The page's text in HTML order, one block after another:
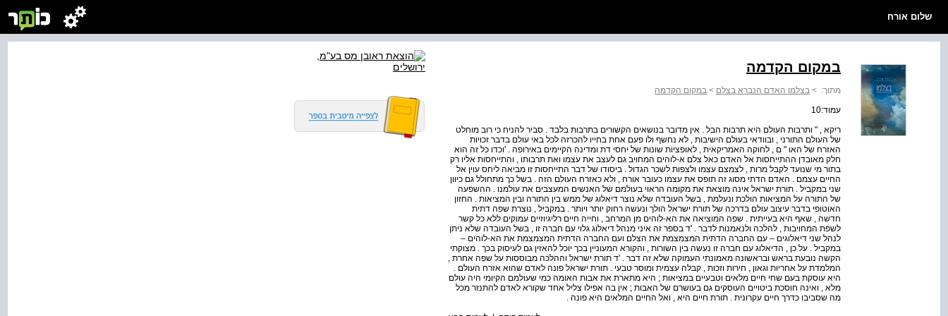
שלום אורח
במקום הקדמה
מתוך: > בצלמו האדם הנברא בצלם > במקום הקדמה
עמוד:10
ריקא , " ותרבות העולם היא תרבות הבל . אין מדובר בנושאים הקשורים בתרבות בלבד . סביר להניח כי רוב מוחלט
של העולם התורני , ובוודאי בעולם הישיבות , לא נחשף ולו פעם אחת בחייו להכרזה לכל באי עולם בדבר זכויות
האזרח של האו " ם , לחוקה האמריקאית , לאופציות שונות של יחסי דת ומדינה הקיימים באירופה . 'וכדו כל זה הוא
חלק מאובדן ההתייחסות אל האדם כאל צלם א-לוהים המחויב גם לעצב את עצמו ואת תרבותו , והתייחסות אליו רק
בתור מי שנועד לקבל מרות , לצמצם עצמו ולצפות לשכר הגדול . ביסודו של דבר התייחסות זו מביאה ליחס עוין אל
החיים עצמם . האדם הדתי מסוג זה תופס את עצמו כעובר אורח , ולא כאזרח העולם הזה . בשל כך מתחולל גם כיוון
שני במקביל . תורת ישראל אינה מוצאת את מקומה הראוי בעולמם של האנשים המעצבים את עולמנו . ההשפעה
של התורה על המציאות הולכת ונעלמת , בשל העובדה שלא נוצר דיאלוג של ממש בין התורה ובין המציאות . החזון
האוטופי בדבר עיצוב עולם בדרכה של תורת ישראל הולך ונעשה רחוק יותר ויותר . במקביל , נוצרת שפה דתית
חדשה , שאף היא בעייתית . שפה המוציאה את הא-לוהים מן המרחב , וחייה חיים רליגיוזיים עמוקים ללא כל קשר
לשפת המחויבות , להלכה ולנאמנות לדבר . 'ד בספר זה איני מנהל דיאלוג גלוי עם חברה זו , בשל העובדה שלא ניתן
לנהל שני דיאלוגים – עם החברה הדתית המצמצמת את הצלם ועם החברה הדתית המצמצמת את הא-לוהים –
במקביל . על כן , הדיאלוג עם חברה זו נעשה בין השורות , והקורא המעוניין בכך יוכל להאזין גם לעיסוק בכך . מצוקתי
הקשה נובעת בראש ובראשונה מאמונתי העמוקה שלא זה דבר . 'ד תורת ישראל וההלכה מבוססות על שפה אחרת ,
המלמדת על אחריות וגאון , חירות וזכות , קבלה עצמית ומוסר טבעי . תורת ישראל פונה לאדם שהוא אזרח העולם .
היא עוסקת בעם שחי חיים מלאים וטבעיים במציאות ; היא מתארת את אבות האומה כמי שעולמם הקיומי היה עולם
מלא , ואינה חוסכת ביטויים העוסקים גם בעושרם של האבות ; אין בה אפילו צליל אחד שקורא לאדם להתנזר מכל
מה שסביבו כדרך חיים עקרונית . תורת חיים היא , ואל החיים המלאים היא פונה .